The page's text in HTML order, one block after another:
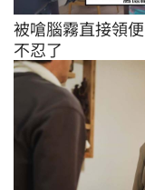
被嗆腦霧直接領
不忍了